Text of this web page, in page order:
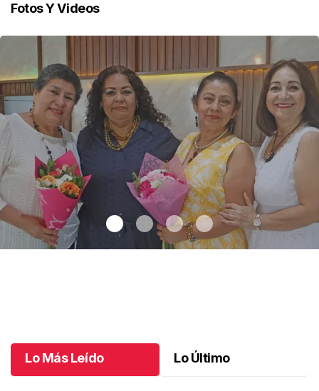
Fotos Y Videos
Lo Más Leído Lo Último